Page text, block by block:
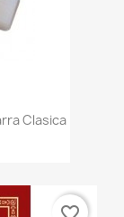
Clasica